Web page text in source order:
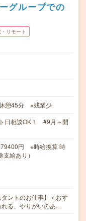
グループでの
リモート
憩45分 ※残業少
日相談OK！ #9月～開
円 ※時給換算 時
給あり）
タントのお仕事】＜おす
れる、やりがいのあ…